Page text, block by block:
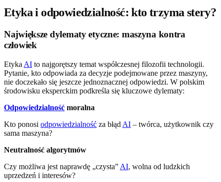
Etyka i odpowiedzialność: kto trzyma stery?
Największe dylematy etyczne: maszyna kontra
człowiek
Etyka AI to najgorętszy temat współczesnej filozofii technologii.
Pytanie, kto odpowiada za decyzje podejmowane przez maszyny,
nie doczekało się jeszcze jednoznacznej odpowiedzi. W polskim
środowisku eksperckim podkreśla się kluczowe dylematy:
Odpowiedzialność moralna
Kto ponosi odpowiedzialność za błąd AI – twórca, użytkownik czy
sama maszyna?
Neutralność algorytmów
Czy możliwa jest naprawdę „czysta” AI, wolna od ludzkich
uprzedzeń i interesów?